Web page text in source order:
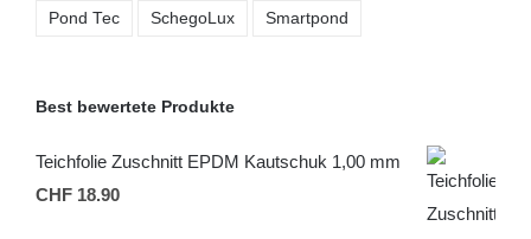
Pond Tec SchegoLux Smartpond
Best bewertete Produkte
Teichfolie Zuschnitt EPDM Kautschuk 1,00 mm
CHF 18.90